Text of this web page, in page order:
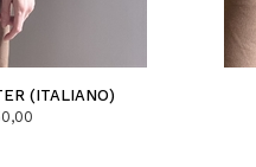
(ITALIANO)